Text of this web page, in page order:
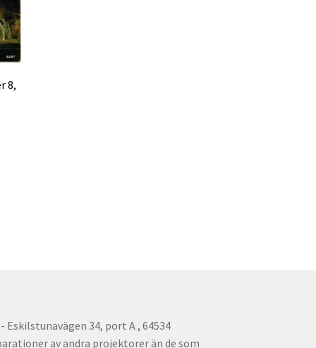
8,
Eskilstunavägen 34, port A , 64534
av andra projektorer än de som